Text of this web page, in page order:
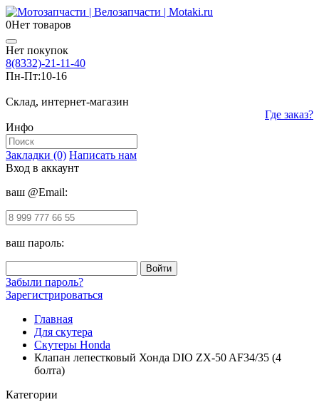
0Нет товаров
Нет покупок
8(8332)-21-11-40
Пн-Пт:10-16
Склад, интернет-магазин
Где заказ?
Инфо
Закладки (0) Написать нам
Вход в аккаунт
ваш @Email:
ваш пароль:
Забыли пароль?
Зарегистрироваться
Главная
Для скутера
Скутеры Honda
Клапан лепестковый Хонда DIO ZX-50 AF34/35 (4
болта)
Категории